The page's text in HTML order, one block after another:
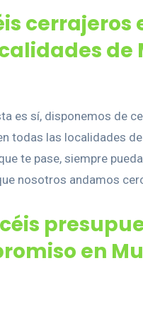
cerrajeros
de
es sí, disponemos de
todas las localidades
te pase, siempre
nosotros andamos
en